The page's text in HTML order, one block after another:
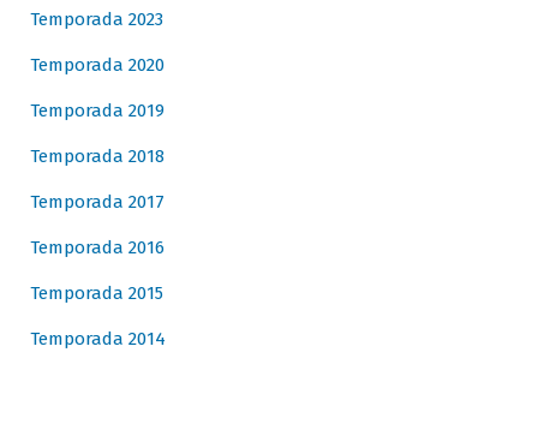
Temporada 2023
Temporada 2020
Temporada 2019
Temporada 2018
Temporada 2017
Temporada 2016
Temporada 2015
Temporada 2014